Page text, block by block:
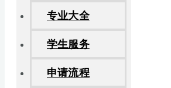
专业大全
学生服务
申请流程